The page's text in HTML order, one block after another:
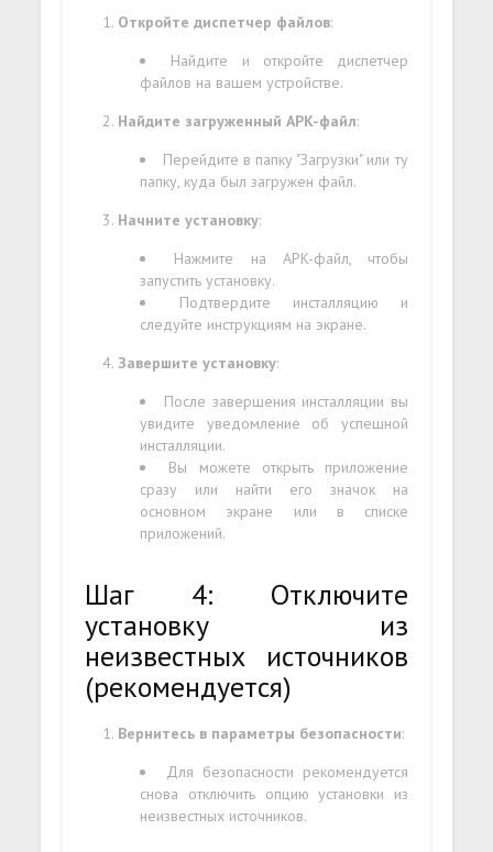
Откройте диспетчер файлов:
Найдите и откройте диспетчер
файлов на вашем устройстве.
Найдите загруженный APK-файл:
Перейдите в папку "Загрузки" или ту
папку, куда был загружен файл.
Начните установку:
Нажмите на APK-файл, чтобы
запустить установку.
Подтвердите инсталляцию и
следуйте инструкциям на экране.
Завершите установку:
После завершения инсталляции вы
увидите уведомление об успешной
инсталляции.
Вы можете открыть приложение
сразу или найти его значок на
основном экране или в списке
приложений.
Шаг 4: Отключите
установку из
неизвестных источников
(рекомендуется)
Вернитесь в параметры безопасности:
Для безопасности рекомендуется
снова отключить опцию установки из
неизвестных источников.